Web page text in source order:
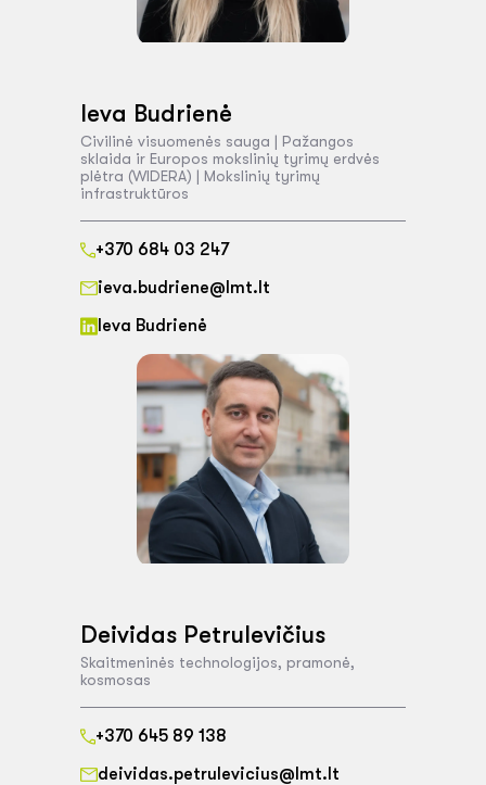
Ieva Budrienė
Civilinė visuomenės sauga | Pažangos
sklaida ir Europos mokslinių tyrimų erdvės
plėtra (WIDERA) | Mokslinių tyrimų
infrastruktūros
+370 684 03 247
ieva.budriene@lmt.lt
Ieva Budrienė
Deividas Petrulevičius
Skaitmeninės technologijos, pramonė,
kosmosas
+370 645 89 138
deividas.petrulevicius@lmt.lt